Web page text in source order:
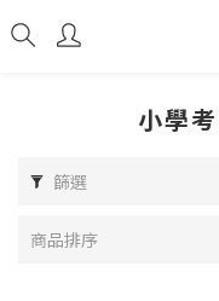
小學
篩選
商品排序